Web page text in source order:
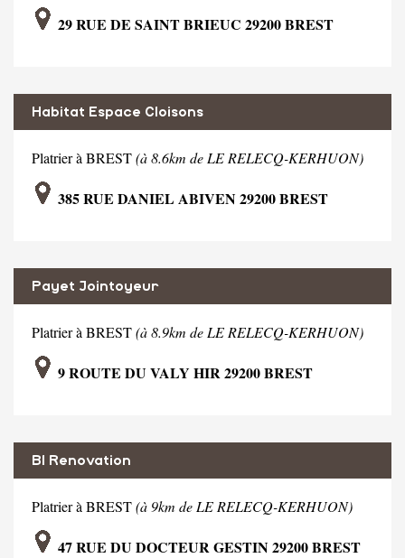
29 RUE DE SAINT BRIEUC 29200 BREST
Habitat Espace Cloisons
Platrier à BREST(à 8.6km de LE RELECQ-KERHUON)
385 RUE DANIEL ABIVEN 29200 BREST
Payet Jointoyeur
Platrier à BREST(à 8.9km de LE RELECQ-KERHUON)
9 ROUTE DU VALY HIR 29200 BREST
Bl Renovation
Platrier à BREST(à 9km de LE RELECQ-KERHUON)
47 RUE DU DOCTEUR GESTIN 29200 BREST